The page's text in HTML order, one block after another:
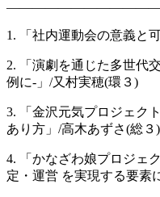
1. 「社内運動会の意義と
2. 「演劇を通じた多世代
例に-」/又村実穂(環３)
3. 「金沢元気プロジェク
あり方」/高木あずさ(総３)
4. 「かなざわ娘プロジェ
定・運営 を実現する要素